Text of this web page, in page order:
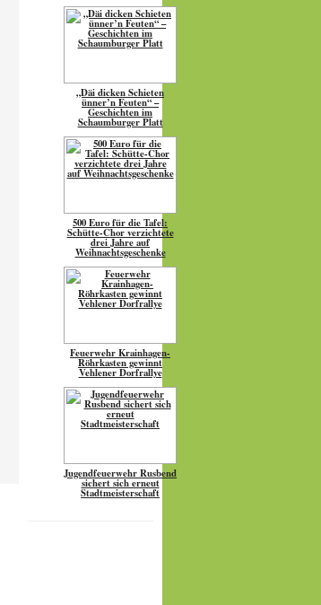
„Däi dicken Schieten
ünner’n Feuten“ –
Geschichten im
Schaumburger Platt
500 Euro für die Tafel:
Schütte-Chor verzichtete
drei Jahre auf
Weihnachtsgeschenke
Feuerwehr Krainhagen-
Röhrkasten gewinnt
Vehlener Dorfrallye
Jugendfeuerwehr Rusbend
sichert sich erneut
Stadtmeisterschaft